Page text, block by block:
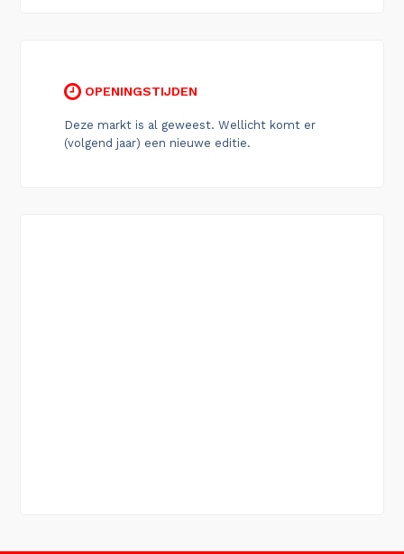
OPENINGSTIJDEN
Deze markt is al geweest. Wellicht komt er
(volgend jaar) een nieuwe editie.